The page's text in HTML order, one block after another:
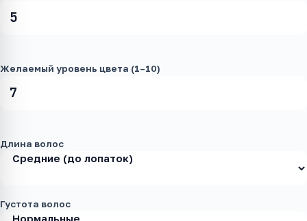
Желаемый уровень цвета (1–10)
Длина волос
Густота волос